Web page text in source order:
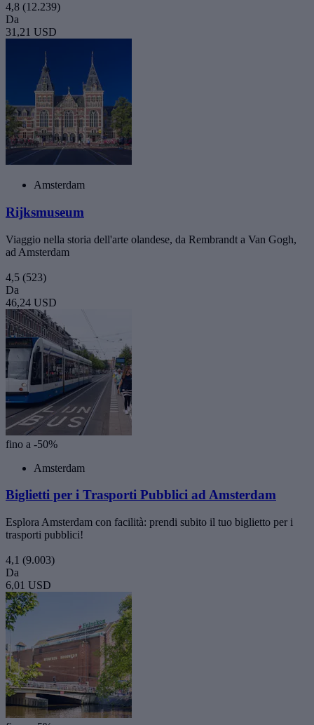
4,8 (12.239)
Da
31,21 USD
Amsterdam
Rijksmuseum
Viaggio nella storia dell'arte olandese, da Rembrandt a Van Gogh,
ad Amsterdam
4,5 (523)
Da
46,24 USD
fino a -50%
Amsterdam
Biglietti per i Trasporti Pubblici ad Amsterdam
Esplora Amsterdam con facilità: prendi subito il tuo biglietto per i
trasporti pubblici!
4,1 (9.003)
Da
6,01 USD